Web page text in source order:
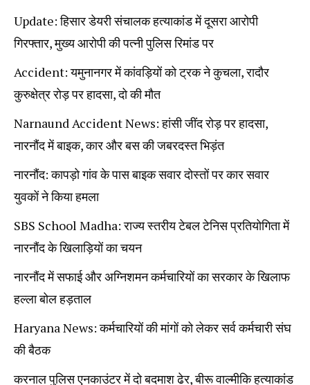
Update: हिसार डेयरी संचालक हत्याकांड में दूसरा आरोपी
गिरफ्तार, मुख्य आरोपी की पत्नी पुलिस रिमांड पर
Accident: यमुनानगर में कांवड़ियों को ट्रक ने कुचला, रादौर
कुरुक्षेत्र रोड़ पर हादसा, दो की मौत
Narnaund Accident News: हांसी जींद रोड़ पर हादसा,
नारनौंद में बाइक, कार और बस की जबरदस्त भिड़ंत
नारनौंद: कापड़ो गांव के पास बाइक सवार दोस्तों पर कार सवार
युवकों ने किया हमला
SBS School Madha: राज्य स्तरीय टेबल टेनिस प्रतियोगिता में
नारनौंद के खिलाड़ियों का चयन
नारनौंद में सफाई और अग्निशमन कर्मचारियों का सरकार के खिलाफ
हल्ला बोल हड़ताल
Haryana News: कर्मचारियों की मांगों को लेकर सर्व कर्मचारी संघ
की बैठक
करनाल पुलिस एनकाउंटर में दो बदमाश ढेर, बीरू वाल्मीकि हत्याकांड